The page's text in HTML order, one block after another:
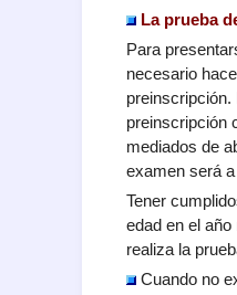
La prueba
Para
necesario
preinscripción.
preinscripción
mediados de
examen será
Tener
edad en el
realiza la
Cuando no